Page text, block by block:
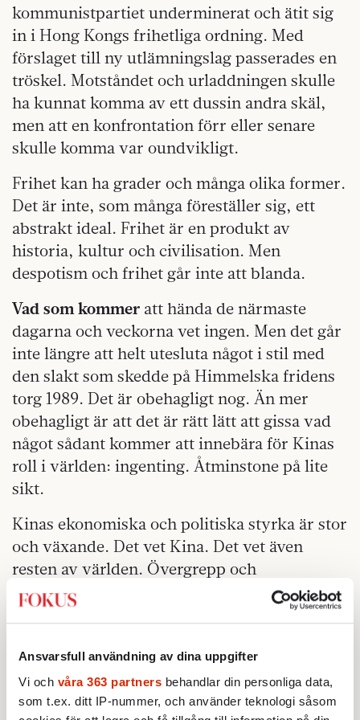
Ansvarsfull användning av dina uppgifter
Vi och våra 363 partners behandlar din personliga data,
som t.ex. ditt IP-nummer, och använder teknologi såsom
kommunistpartiet underminerat och ätit sig
in i Hong Kongs frihetliga ordning. Med
förslaget till ny utlämningslag passerades en
tröskel. Motståndet och urladdningen skulle
ha kunnat komma av ett dussin andra skäl,
men att en konfrontation förr eller senare
skulle komma var oundvikligt.
Frihet kan ha grader och många olika former.
Det är inte, som många föreställer sig, ett
abstrakt ideal. Frihet är en produkt av
historia, kultur och civilisation. Men
despotism och frihet går inte att blanda.
Vad som kommer att hända de närmaste
dagarna och veckorna vet ingen. Men det går
inte längre att helt utesluta något i stil med
den slakt som skedde på Himmelska fridens
torg 1989. Det är obehagligt nog. Än mer
obehagligt är att det är rätt lätt att gissa vad
något sådant kommer att innebära för Kinas
roll i världen: ingenting. Åtminstone på lite
sikt.
Kinas ekonomiska och politiska styrka är stor
och växande. Det vet Kina. Det vet även
resten av världen. Övergrepp och
krigshandlingar mot den egna befolkningen
kommer att följas av fördömanden och
års sikt kommer Kinas styrka att trumfa
avskyn, precis som makt kan trumfa guld.